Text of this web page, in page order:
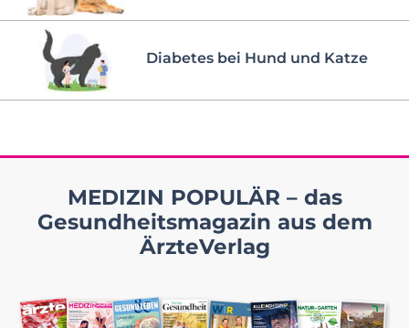
Diabetes bei Hund und Katze
MEDIZIN POPULÄR – das
Gesundheitsmagazin aus dem
ÄrzteVerlag